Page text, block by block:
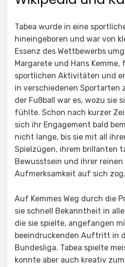
Tabea wurde in eine
hineingeboren und war von
Essenz des Wettbewerbs
Margarete und Hans
sportlichen Aktivitäten und
in verschiedenen Sportarten
der Fußball war es, wozu sie
fühlte. Schon nach kurzer
sich ihr Engagement bald
nicht lange, bis sie mit all
Spielzügen, ihrem brillanten
Bewusstsein und ihrer
Aufmerksamkeit auf sich zog.
Auf Kemmes Weg durch die
sie schnell Bekanntheit in
die sie spielte, angefangen
beeindruckenden Auftritt in
Bundesliga. Tabea spielte
konnte aber auch kreativ